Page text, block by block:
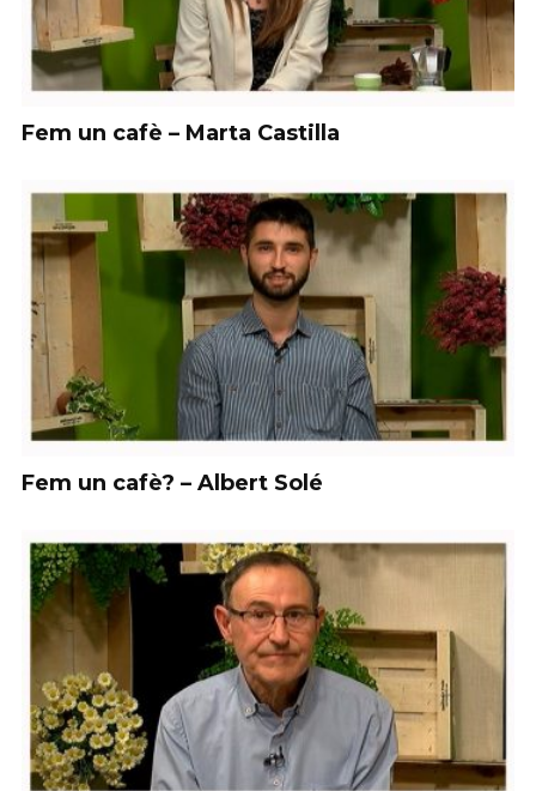
Fem un cafè – Marta Castilla
Fem un cafè? – Albert Solé